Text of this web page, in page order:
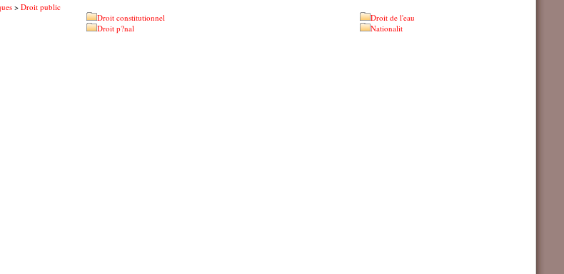
> Droit public
Droit constitutionnel
Droit de l'eau
Droit p?nal
Nationalit